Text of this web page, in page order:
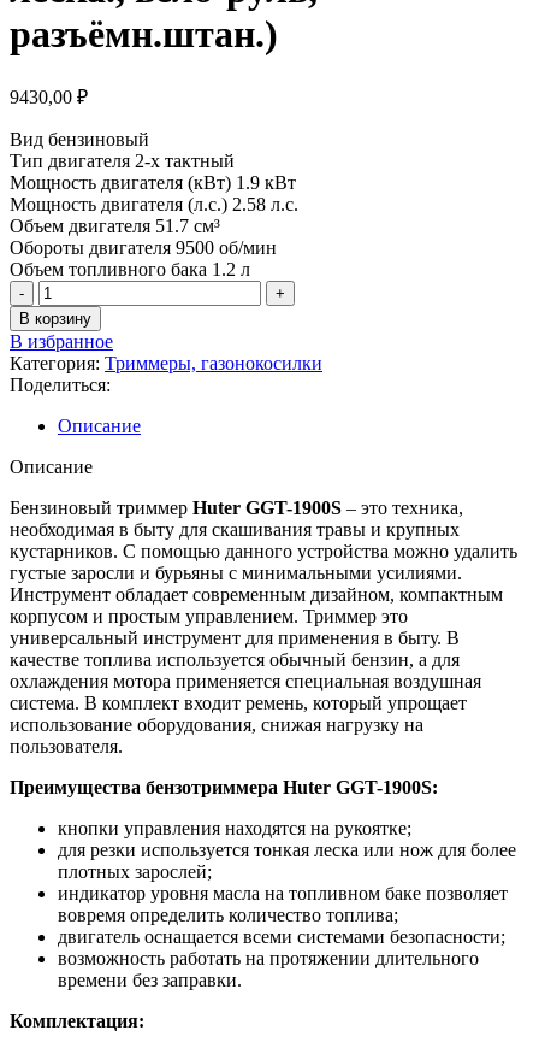
разъёмн.штан.)
9430,00 ₽
Вид бензиновый
Тип двигателя 2-х тактный
Мощность двигателя (кВт) 1.9 кВт
Мощность двигателя (л.с.) 2.58 л.с.
Объем двигателя 51.7 см³
Обороты двигателя 9500 об/мин
Объем топливного бака 1.2 л
Количество
товара
Триммер
бенз.
Huter
GGT-
1900S
(1,9кВт,
нож
лопости,
леска.,
вело-
руль,
разъёмн.штан.)
В корзину
В избранное
Категория: Триммеры, газонокосилки
Поделиться:
Описание
Описание
Бензиновый триммер Huter GGT-1900S – это техника,
необходимая в быту для скашивания травы и крупных
кустарников. С помощью данного устройства можно удалить
густые заросли и бурьяны с минимальными усилиями.
Инструмент обладает современным дизайном, компактным
корпусом и простым управлением. Триммер это
универсальный инструмент для применения в быту. В
качестве топлива используется обычный бензин, а для
охлаждения мотора применяется специальная воздушная
система. В комплект входит ремень, который упрощает
использование оборудования, снижая нагрузку на
пользователя.
Преимущества бензотриммера Huter GGT-1900S:
кнопки управления находятся на рукоятке;
для резки используется тонкая леска или нож для более
плотных зарослей;
индикатор уровня масла на топливном баке позволяет
вовремя определить количество топлива;
двигатель оснащается всеми системами безопасности;
возможность работать на протяжении длительного
времени без заправки.
Комплектация: